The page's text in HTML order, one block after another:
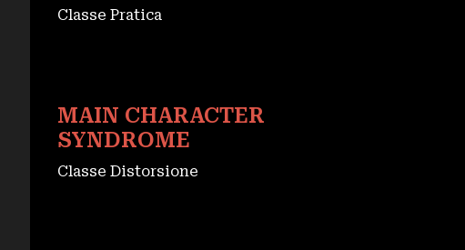
Classe Pratica
MAIN CHARACTER
SYNDROME
Classe Distorsione